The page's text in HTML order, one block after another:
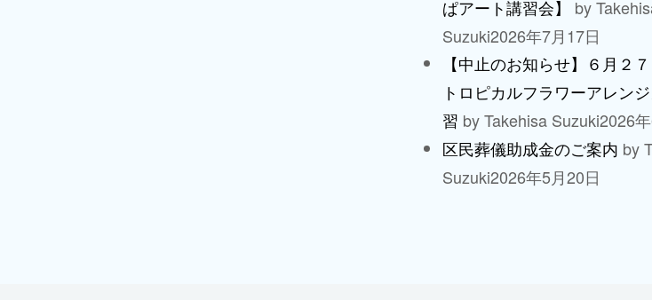
ぱアート講習会】
by
Suzuki2026年7月17日
【中止のお知らせ】６月２
トロピカルフラワーアレン
習 by Takehisa Suzuki2026
区民葬儀助成金のご案内 by
Suzuki2026年5月20日